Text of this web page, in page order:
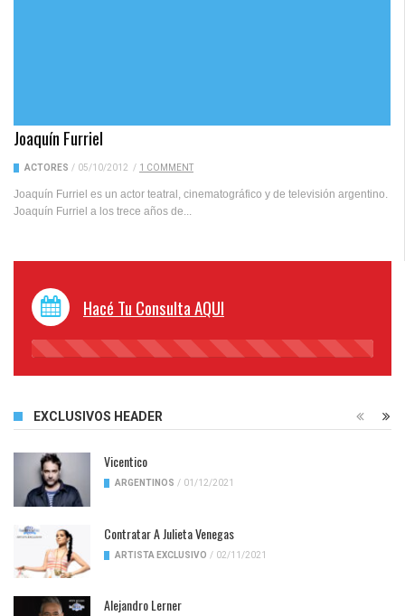
Joaquín Furriel
ACTORES / 05/10/2012 / 1 COMMENT
Joaquín Furriel es un actor teatral, cinematográfico y de televisión argentino.
Joaquín Furriel a los trece años de...
Hacé Tu Consulta AQUI
45%
EXCLUSIVOS HEADER
Vicentico
ARGENTINOS / 01/12/2021
Contratar A Julieta Venegas
ARTISTA EXCLUSIVO / 02/11/2021
Alejandro Lerner